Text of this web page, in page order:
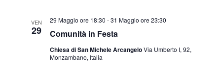
VEN
29 Comunità in Festa
29 Maggio ore 18:30 -31 Maggio ore 23:30
Chiesa di San Michele ArcangeloVia Umberto I, 92,
Monzambano, Italia